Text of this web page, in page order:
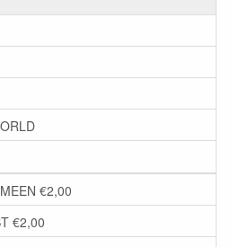
€2,00
€2,00